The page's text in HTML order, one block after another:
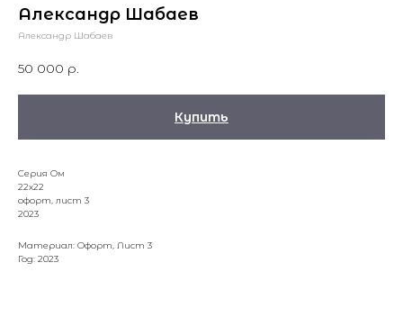
Александр Шабаев
Александр Шабаев
50 000 р.
Купить
Серия Ом
22х22
офорт, лист 3
2023
Материал: Офорт, Лист 3
Год: 2023